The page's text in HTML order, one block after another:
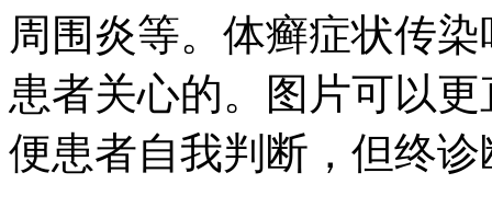
周围炎等。体癣症状传
患者关心的。图片可以
便患者自我判断，但终